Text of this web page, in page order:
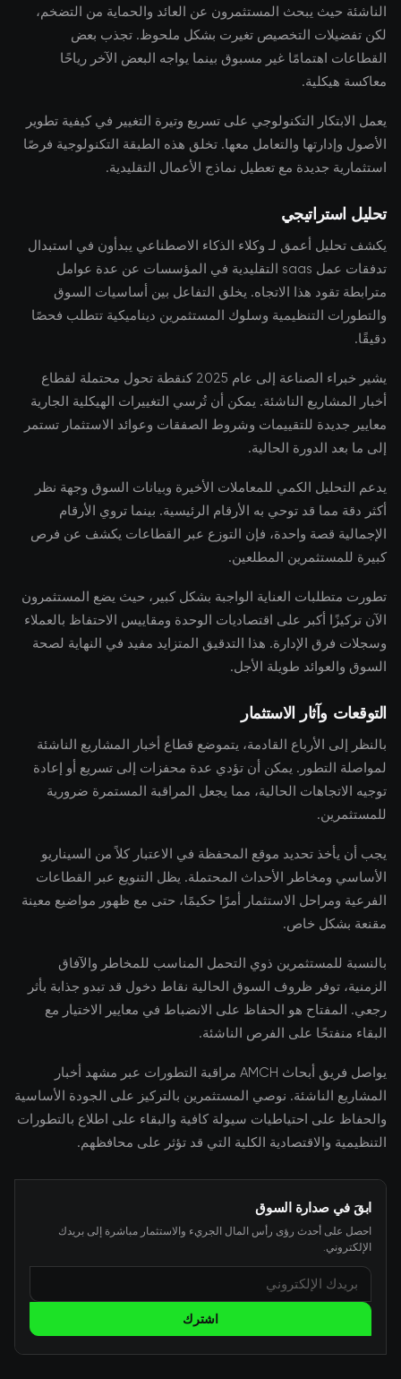
الناشئة حيث يبحث المستثمرون عن العائد والحماية من التضخم،
لكن تفضيلات التخصيص تغيرت بشكل ملحوظ. تجذب بعض
القطاعات اهتمامًا غير مسبوق بينما يواجه البعض الآخر رياحًا
معاكسة هيكلية.
يعمل الابتكار التكنولوجي على تسريع وتيرة التغيير في كيفية تطوير
الأصول وإدارتها والتعامل معها. تخلق هذه الطبقة التكنولوجية فرصًا
استثمارية جديدة مع تعطيل نماذج الأعمال التقليدية.
تحليل استراتيجي
يكشف تحليل أعمق لـ وكلاء الذكاء الاصطناعي يبدأون في استبدال
تدفقات عمل saas التقليدية في المؤسسات عن عدة عوامل
مترابطة تقود هذا الاتجاه. يخلق التفاعل بين أساسيات السوق
والتطورات التنظيمية وسلوك المستثمرين ديناميكية تتطلب فحصًا
دقيقًا.
يشير خبراء الصناعة إلى عام 2025 كنقطة تحول محتملة لقطاع
أخبار المشاريع الناشئة. يمكن أن تُرسي التغييرات الهيكلية الجارية
معايير جديدة للتقييمات وشروط الصفقات وعوائد الاستثمار تستمر
إلى ما بعد الدورة الحالية.
يدعم التحليل الكمي للمعاملات الأخيرة وبيانات السوق وجهة نظر
أكثر دقة مما قد توحي به الأرقام الرئيسية. بينما تروي الأرقام
الإجمالية قصة واحدة، فإن التوزع عبر القطاعات يكشف عن فرص
كبيرة للمستثمرين المطلعين.
تطورت متطلبات العناية الواجبة بشكل كبير، حيث يضع المستثمرون
الآن تركيزًا أكبر على اقتصاديات الوحدة ومقاييس الاحتفاظ بالعملاء
وسجلات فرق الإدارة. هذا التدقيق المتزايد مفيد في النهاية لصحة
السوق والعوائد طويلة الأجل.
التوقعات وآثار الاستثمار
بالنظر إلى الأرباع القادمة، يتموضع قطاع أخبار المشاريع الناشئة
لمواصلة التطور. يمكن أن تؤدي عدة محفزات إلى تسريع أو إعادة
توجيه الاتجاهات الحالية، مما يجعل المراقبة المستمرة ضرورية
للمستثمرين.
يجب أن يأخذ تحديد موقع المحفظة في الاعتبار كلاً من السيناريو
الأساسي ومخاطر الأحداث المحتملة. يظل التنويع عبر القطاعات
الفرعية ومراحل الاستثمار أمرًا حكيمًا، حتى مع ظهور مواضيع معينة
مقنعة بشكل خاص.
بالنسبة للمستثمرين ذوي التحمل المناسب للمخاطر والآفاق
الزمنية، توفر ظروف السوق الحالية نقاط دخول قد تبدو جذابة بأثر
رجعي. المفتاح هو الحفاظ على الانضباط في معايير الاختيار مع
البقاء منفتحًا على الفرص الناشئة.
يواصل فريق أبحاث AMCH مراقبة التطورات عبر مشهد أخبار
المشاريع الناشئة. نوصي المستثمرين بالتركيز على الجودة الأساسية
والحفاظ على احتياطيات سيولة كافية والبقاء على اطلاع بالتطورات
التنظيمية والاقتصادية الكلية التي قد تؤثر على محافظهم.
ابقَ في صدارة السوق
احصل على أحدث رؤى رأس المال الجريء والاستثمار مباشرة إلى بريدك
الإلكتروني.
اشترك